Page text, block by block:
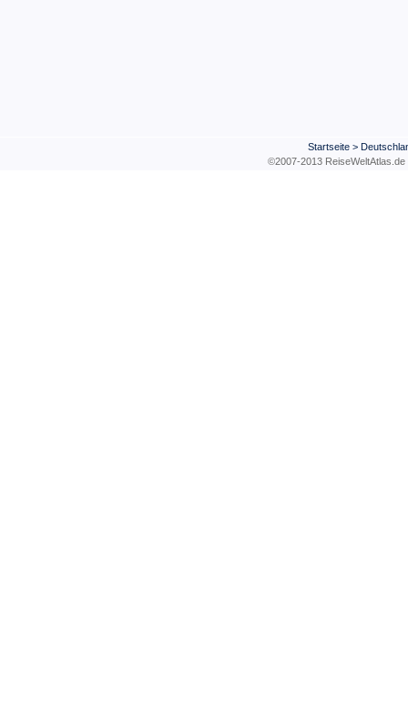
Startseite>
©2007-2013